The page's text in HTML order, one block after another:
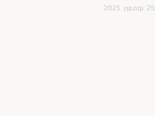
25 نوفمبر 2025